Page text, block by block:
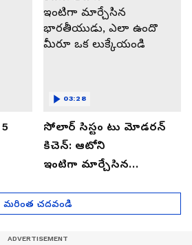
సోలార్ సిస్టం టు మోడరన్
కిచెన్: ఆటోని
ఇంటిగా మార్చేసిన
మీరూ ఒక లుక్కేయండి
03:28
మరింత చదవండి